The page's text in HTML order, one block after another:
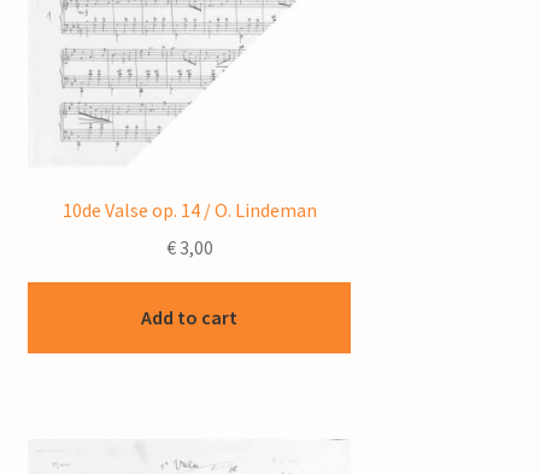
10de Valse op. 14 / O. Lindeman
€3,00
Add to cart